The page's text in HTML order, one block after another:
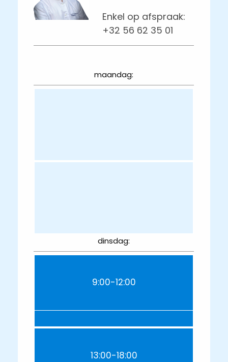
Enkel op afspraak:
+32 56 62 35 01
maandag:
dinsdag:
9:00-12:00
13:00-18:00